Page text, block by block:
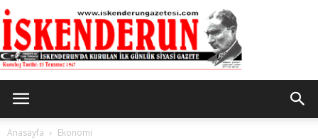
Anasayfa Ekonomi